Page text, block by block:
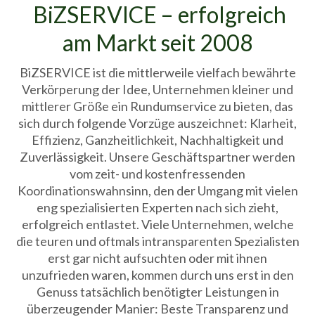
BiZSERVICE – erfolgreich
am Markt seit 2008
BiZSERVICE ist die mittlerweile vielfach bewährte
Verkörperung der Idee, Unternehmen kleiner und
mittlerer Größe ein Rundumservice zu bieten, das
sich durch folgende Vorzüge auszeichnet: Klarheit,
Effizienz, Ganzheitlichkeit, Nachhaltigkeit und
Zuverlässigkeit. Unsere Geschäftspartner werden
vom zeit- und kostenfressenden
Koordinationswahnsinn, den der Umgang mit vielen
eng spezialisierten Experten nach sich zieht,
erfolgreich entlastet. Viele Unternehmen, welche
die teuren und oftmals intransparenten Spezialisten
erst gar nicht aufsuchten oder mit ihnen
unzufrieden waren, kommen durch uns erst in den
Genuss tatsächlich benötigter Leistungen in
überzeugender Manier: Beste Transparenz und